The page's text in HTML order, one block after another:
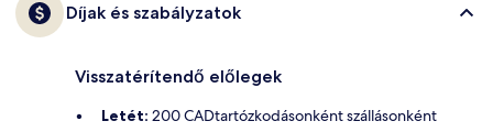
Díjak és szabályzatok
Visszatérítendő előlegek
Letét: 200 CADtartózkodásonként szállásonként